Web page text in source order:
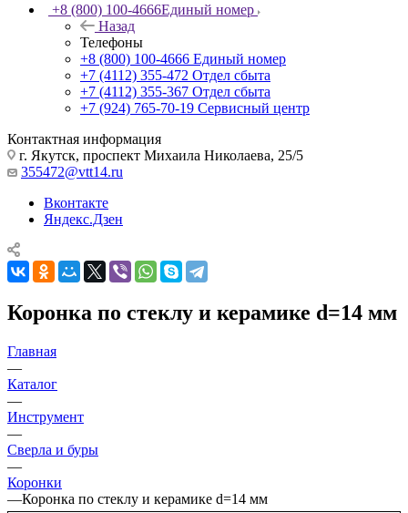
+8 (800) 100-4666Единый номер
Назад
Телефоны
+8 (800) 100-4666 Единый номер
+7 (4112) 355-472 Отдел сбыта
+7 (4112) 355-367 Отдел сбыта
+7 (924) 765-70-19 Сервисный центр
Контактная информация
г. Якутск, проспект Михаила Николаева, 25/5
355472@vtt14.ru
Вконтакте
Яндекс.Дзен
Коронка по стеклу и керамике d=14 мм
Главная
—
Каталог
—
Инструмент
—
Сверла и буры
—
Коронки
—Коронка по стеклу и керамике d=14 мм